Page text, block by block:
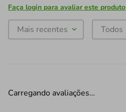
Faça login para avaliar este produto
Mais recentes Todos
Carregando avaliações…